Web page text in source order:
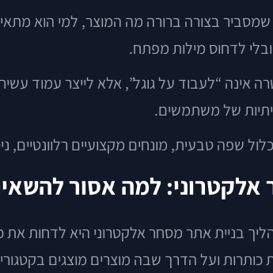
לדחוס מילות מפתח.
אינה “לעבוד על גוגל”, אלא לייצר עמוד
של משתמשים.
שפה טבעית, מונחים מקצועיים
למה אסור
בניית אתר מסחר אלקטרוני היא לדחות
כותרות ועל הדרך שבה מוצרים מוצגים